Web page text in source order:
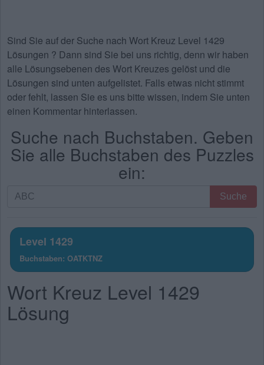
Sind Sie auf der Suche nach Wort Kreuz Level 1429
Lösungen ? Dann sind Sie bei uns richtig, denn wir haben
alle Lösungsebenen des Wort Kreuzes gelöst und die
Lösungen sind unten aufgelistet. Falls etwas nicht stimmt
oder fehlt, lassen Sie es uns bitte wissen, indem Sie unten
einen Kommentar hinterlassen.
Suche nach Buchstaben. Geben
Sie alle Buchstaben des Puzzles
ein:
Suche
Geben
Sie
alle
Buchstaben
des
Puzzles
ein:
Suche
Level 1429
Buchstaben: OATKTNZ
Wort Kreuz Level 1429
Lösung